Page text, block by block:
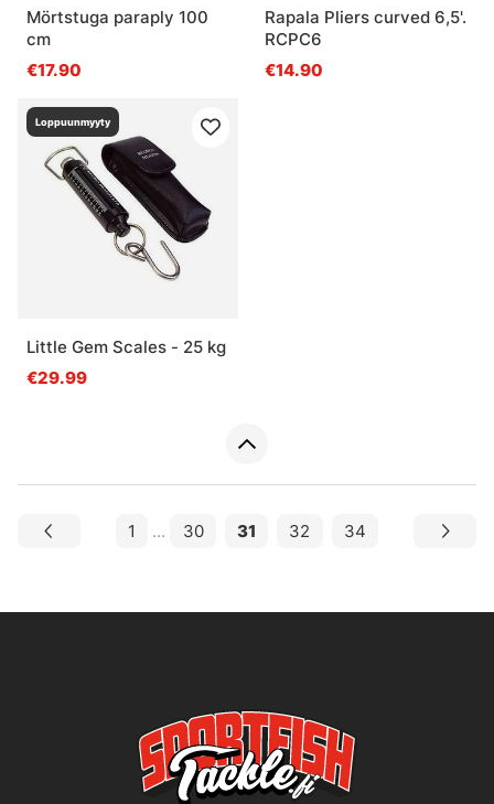
Mörtstuga paraply 100
cm
€17.90
Rapala Pliers curved 6,5'.
RCPC6
€14.90
Loppuunmyyty
Little Gem Scales - 25 kg
€29.99
1 ... 30 31 32 34